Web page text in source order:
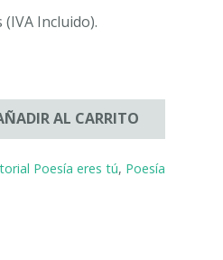
(IVA Incluido).
AL CARRITO
Poesía eres tú, Poesía